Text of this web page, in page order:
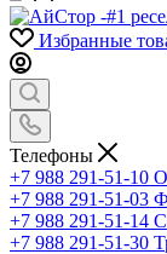
Избранные
Телефоны
+7 988 291-51-10
+7 988 291-51-03
+7 988 291-51-14
+7 988 291-51-30